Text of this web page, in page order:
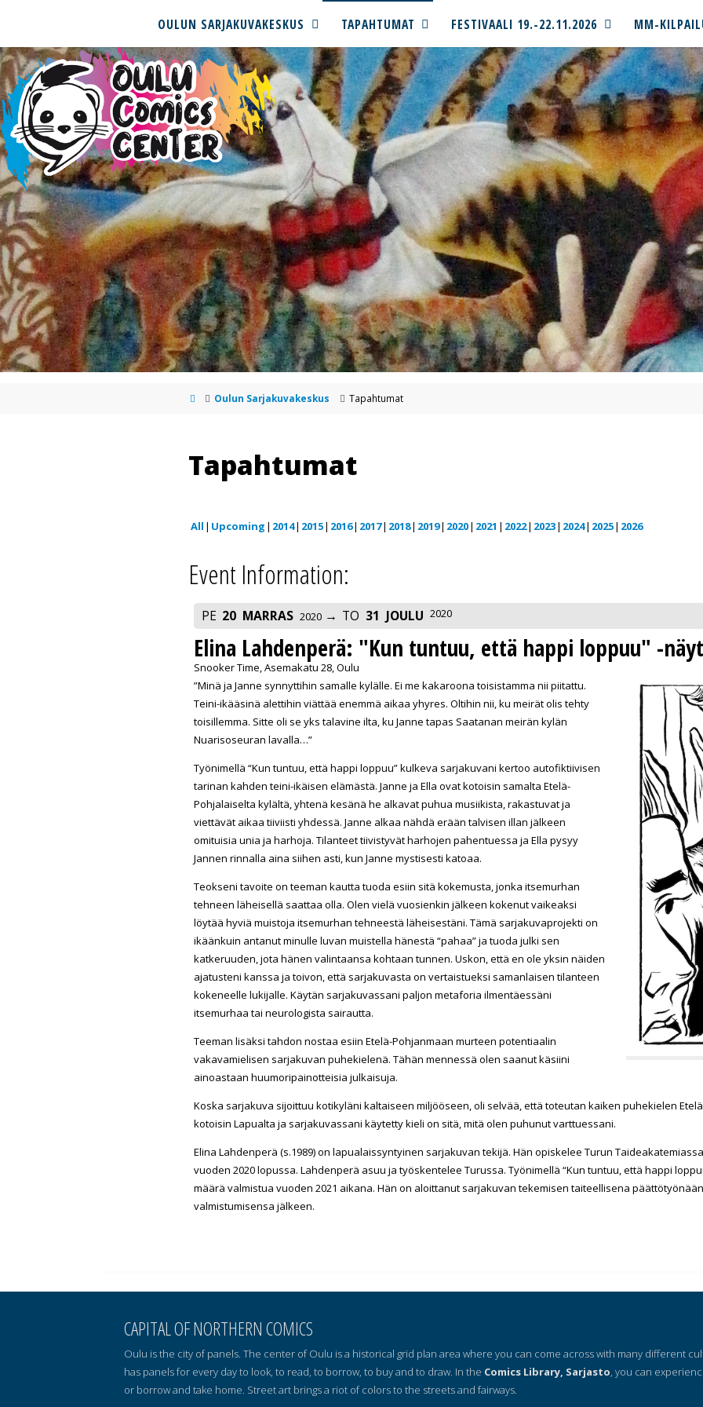
OULUN SARJAKUVAKESKUS TAPAHTUMAT FESTIVAALI 19.-22.11.2026 MM-
Oulun Sarjakuvakeskus Tapahtumat
Tapahtumat
All Upcoming 2014 2015 2016 2017 2018 2019 2020 2021 2022 2023 2024 2025 2026
Event Information:
PE 20 MARRAS 2020 TO 31 JOULU 2020
Elina Lahdenperä: "Kun tuntuu, että happi loppuu" -
Snooker Time, Asemakatu 28, Oulu
”Minä ja Janne synnyttihin samalle kylälle. Ei me kakaroona toisistamma nii piitattu.
Teini-ikääsinä alettihin viättää enemmä aikaa yhyres. Oltihin nii, ku meirät olis tehty
toisillemma. Sitte oli se yks talavine ilta, ku Janne tapas Saatanan meirän kylän
Nuarisoseuran lavalla…”
Työnimellä “Kun tuntuu, että happi loppuu” kulkeva sarjakuvani kertoo autofiktiivisen
tarinan kahden teini-ikäisen elämästä. Janne ja Ella ovat kotoisin samalta Etelä-
Pohjalaiselta kylältä, yhtenä kesänä he alkavat puhua musiikista, rakastuvat ja
viettävät aikaa tiiviisti yhdessä. Janne alkaa nähdä erään talvisen illan jälkeen
omituisia unia ja harhoja. Tilanteet tiivistyvät harhojen pahentuessa ja Ella pysyy
Jannen rinnalla aina siihen asti, kun Janne mystisesti katoaa.
Teokseni tavoite on teeman kautta tuoda esiin sitä kokemusta, jonka itsemurhan
tehneen läheisellä saattaa olla. Olen vielä vuosienkin jälkeen kokenut vaikeaksi
löytää hyviä muistoja itsemurhan tehneestä läheisestäni. Tämä sarjakuvaprojekti on
ikäänkuin antanut minulle luvan muistella hänestä “pahaa” ja tuoda julki sen
katkeruuden, jota hänen valintaansa kohtaan tunnen. Uskon, että en ole yksin näiden
ajatusteni kanssa ja toivon, että sarjakuvasta on vertaistueksi samanlaisen tilanteen
kokeneelle lukijalle. Käytän sarjakuvassani paljon metaforia ilmentäessäni
itsemurhaa tai neurologista sairautta.
Teeman lisäksi tahdon nostaa esiin Etelä-Pohjanmaan murteen potentiaalin
vakavamielisen sarjakuvan puhekielenä. Tähän mennessä olen saanut käsiini
ainoastaan huumoripainotteisia julkaisuja.
Koska sarjakuva sijoittuu kotikyläni kaltaiseen miljööseen, oli selvää, että toteutan kaiken puhekielen
kotoisin Lapualta ja sarjakuvassani käytetty kieli on sitä, mitä olen puhunut varttuessani.
Elina Lahdenperä (s.1989) on lapualaissyntyinen sarjakuvan tekijä. Hän opiskelee Turun
vuoden 2020 lopussa. Lahdenperä asuu ja työskentelee Turussa. Työnimellä “Kun tuntuu, että happi
määrä valmistua vuoden 2021 aikana. Hän on aloittanut sarjakuvan tekemisen taiteellisena
valmistumisensa jälkeen.
CAPITAL OF NORTHERN COMICS
Oulu is the city of panels. The center of Oulu is a historical grid plan area where you can come across with many different
has panels for every day to look, to read, to borrow, to buy and to draw. In the Comics Library, Sarjasto, you can
or borrow and take home. Street art brings a riot of colors to the streets and fairways.